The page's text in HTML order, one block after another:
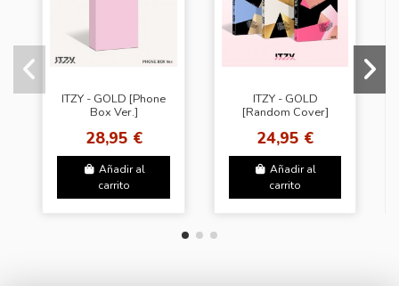
ITZY - GOLD [Phone
Box Ver.]
28,95 €
Añadir al
carrito
ITZY - GOLD
[Random Cover]
24,95 €
Añadir al
carrito